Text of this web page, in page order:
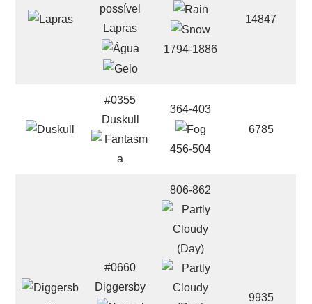
Lapras
1794-1886
14847
#0355
Duskull
364-403
456-504
6785
#0660
Diggersby
806-862
9935